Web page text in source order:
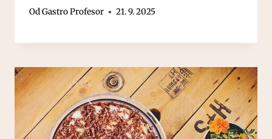
OdGastro Profesor 21. 9. 2025